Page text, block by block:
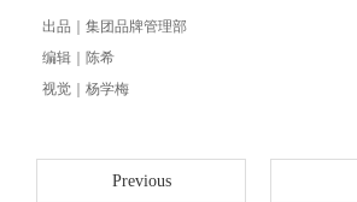
出品｜集团品牌管理部
编辑｜陈希
视觉｜杨学梅
Previous